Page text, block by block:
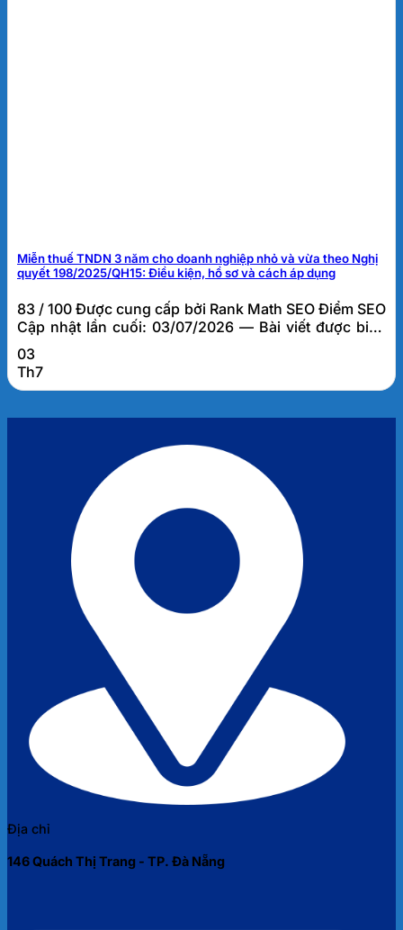
Miễn thuế TNDN 3 năm cho doanh nghiệp nhỏ và vừa theo Nghị
quyết 198/2025/QH15: Điều kiện, hồ sơ và cách áp dụng
83 / 100 Được cung cấp bởi Rank Math SEO Điểm SEO
Cập nhật lần cuối: 03/07/2026 — Bài viết được biên
soạn bởi đội ngũ tư vấn thuế FATO, dựa trên kinh
nghiệm thực tế hỗ trợ hơn 1.000 doanh nghiệp tại Đà
Nẵng và khu vực miền Trung. Miễn thuế TNDN 3 năm
03
Th7
Địa chỉ
146 Quách Thị Trang - TP. Đà Nẵng